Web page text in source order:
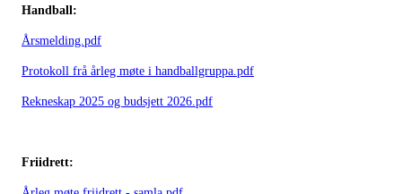
Handball:
Årsmelding.pdf
Protokoll frå årleg møte i handballgruppa.pdf
Rekneskap 2025 og budsjett 2026.pdf
Friidrett: